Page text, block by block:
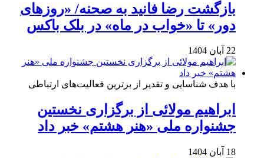
بازگشت رضا فانید به صحنه/ «روزهای
دور» تا «خواب در ماه» در بلک باکس
22 آبان 1404
با هدف شناسایی و تقدیر از برترین فعالیت‌های ارتباطی
ابراهیم مولائی از برگزاری نخستین
جشنواره ملی «هنر هشتم» خبر داد
18 آبان 1404